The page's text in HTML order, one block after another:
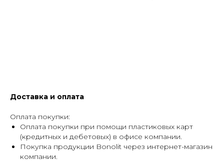
Доставка и оплата
Оплата покупки:
Оплата покупки при помощи пластиковых карт
(кредитных и дебетовых) в офисе компании.
Покупка продукции Bonolit через интернет-магазин
компании.